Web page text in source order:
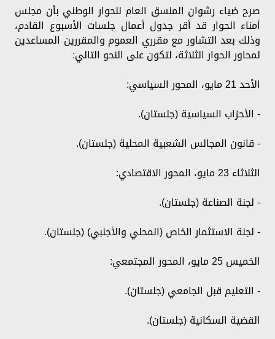
صرح ضياء رشوان المنسق العام للحوار الوطني بأن مجلس
أمناء الحوار قد أقر جدول أعمال جلسات الأسبوع القادم،
وذلك بعد التشاور مع مقرري العموم والمقررين المساعدين
لمحاور الحوار الثلاثة، لتكون على النحو التالي:
الأحد 21 مايو، المحور السياسي:
- الأحزاب السياسية (جلستان).
- قانون المجالس الشعبية المحلية (جلستان).
الثلاثاء 23 مايو، المحور الاقتصادي:
- لجنة الصناعة (جلستان).
- لجنة الاستثمار الخاص (المحلي والأجنبي) (جلستان).
الخميس 25 مايو، المحور المجتمعي:
- التعليم قبل الجامعي (جلستان).
القضية السكانية (جلستان).